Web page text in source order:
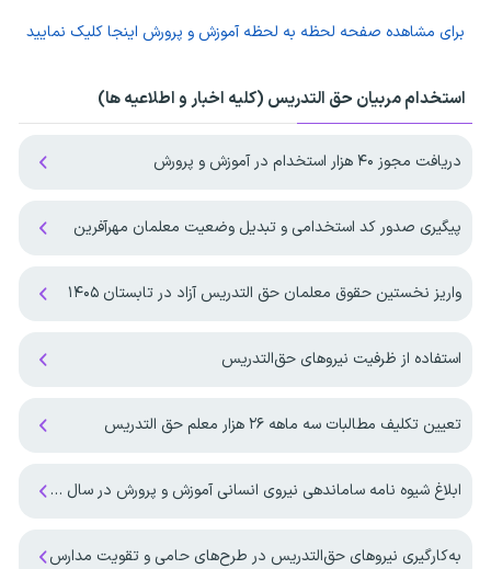
برای مشاهده صفحه لحظه به لحظه آموزش و پرورش اینجا کلیک نمایید
استخدام مربیان حق التدریس (کلیه اخبار و اطلاعیه ها)
دریافت مجوز ۴۰ هزار استخدام در آموزش و پرورش
پیگیری صدور کد استخدامی و تبدیل وضعیت معلمان مهرآفرین
واریز نخستین حقوق معلمان حق التدریس آزاد در تابستان ۱۴۰۵
استفاده از ظرفیت نیروهای حق‌التدریس
تعیین تکلیف مطالبات سه ماهه ۲۶ هزار معلم حق التدریس
ابلاغ شیوه نامه ساماندهی نیروی انسانی آموزش و پرورش در سال ۱۴۰۵
به‌کارگیری نیرو‌های حق‌التدریس در طرح‌های حامی و تقویت مدارس